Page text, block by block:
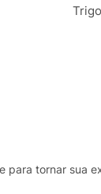
Trigo
tornar sua